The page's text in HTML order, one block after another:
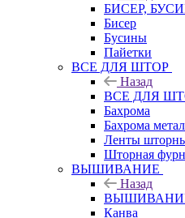
БИСЕР,
Бисер
Бусины
Пайетки
ВСЕ ДЛЯ ШТОР
Назад
ВСЕ ДЛЯ
Бахрома
Бахрома
Ленты
Шторная
ВЫШИВАНИЕ
Назад
Канва